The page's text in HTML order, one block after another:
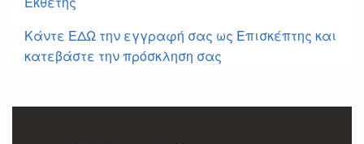
Κάντε ΕΔΩ την εγγραφή σας ως Επισκέπτης και
κατεβάστε την πρόσκληση σας